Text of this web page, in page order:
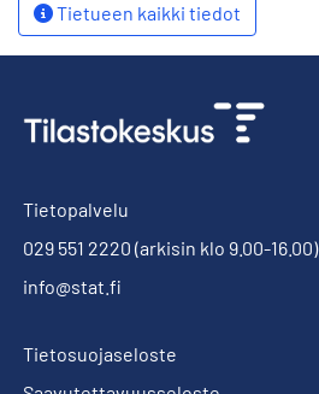
Tietueen kaikki tiedot
Tietopalvelu
029 551 2220 (arkisin klo 9.00-16.00)
info@stat.fi
Tietosuojaseloste